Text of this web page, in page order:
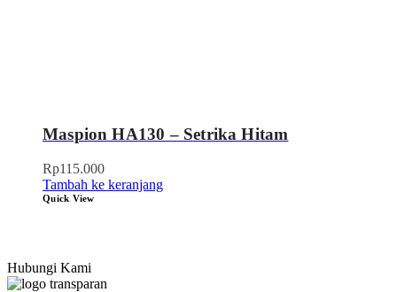
Maspion HA130 – Setrika Hitam
Rp115.000
Tambah ke keranjang
Quick View
Hubungi Kami